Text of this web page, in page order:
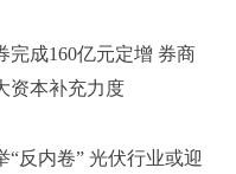
完成160亿元定增 券商
资本补充力度
“反内卷” 光伏行业或迎